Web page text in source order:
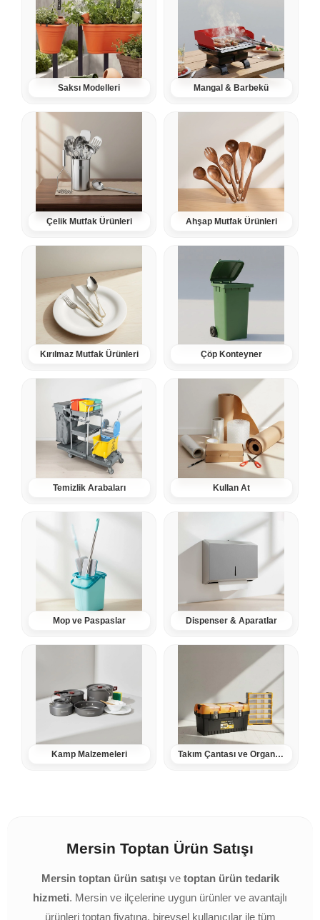
Saksı Modelleri Mangal & Barbekü
Çelik Mutfak Ürünleri Ahşap Mutfak Ürünleri
Kırılmaz Mutfak Ürünleri Çöp Konteyner
Temizlik Arabaları Kullan At
Mop ve Paspaslar Dispenser & Aparatlar
Kamp Malzemeleri Takım Çantası ve Organizerler
Mersin Toptan Ürün Satışı
Mersin toptan ürün satışı ve toptan ürün tedarik
hizmeti. Mersin ve ilçelerine uygun ürünler ve avantajlı
ürünleri toptan fiyatına, bireysel kullanıcılar ile tüm